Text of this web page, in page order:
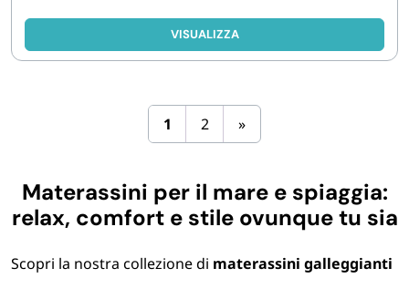
VISUALIZZA
1 2 »
Materassini per il mare e spiaggia:
relax, comfort e stile ovunque tu sia
Scopri la nostra collezione di materassini galleggianti